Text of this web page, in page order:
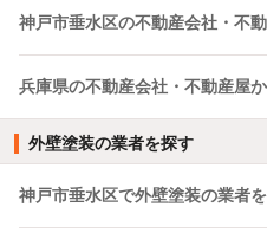
神戸市垂水区の不動産会社・不
兵庫県の不動産会社・不動産屋
外壁塗装の業者を探す
神戸市垂水区で外壁塗装の業者